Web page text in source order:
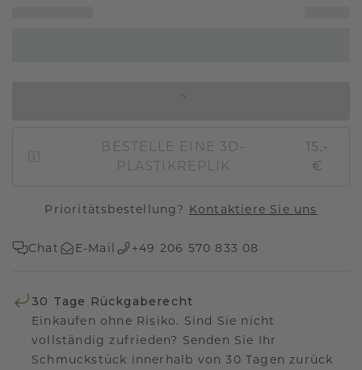
BESTELLE EINE 3D-
PLASTIKREPLIK
15,-
€
Prioritätsbestellung? Kontaktiere Sie uns
Chat E-Mail +49 206 570 833 08
30 Tage Rückgaberecht
Einkaufen ohne Risiko. Sind Sie nicht
vollständig zufrieden? Senden Sie Ihr
Schmuckstück innerhalb von 30 Tagen zurück